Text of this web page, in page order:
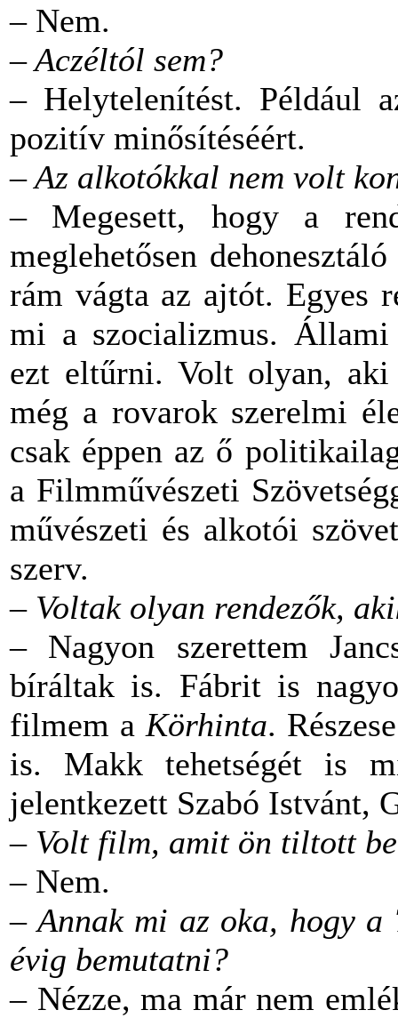
– Nem.
– Aczéltól sem?
– Helytelenítést. Például
pozitív minősítéséért.
– Az alkotókkal nem volt
– Megesett, hogy a
meglehetősen
rám vágta az ajtót. Egyes
mi a szocializmus.
ezt eltűrni. Volt olyan, aki
még a rovarok szerelmi
csak éppen az ő
a Filmművészeti
művészeti és alkotói
szerv.
– Voltak olyan rendezők,
– Nagyon szerettem
bíráltak is. Fábrit is
filmem aKörhinta.
is. Makk tehetségét is
jelentkezett Szabó Istvánt,
– Volt film, amit ön tiltott
– Nem.
– Annak mi az oka, hogy a
évig bemutatni?
– Nézze, ma már nem